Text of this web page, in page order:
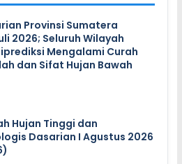
Provinsi Sumatera
2026; Seluruh Wilayah
Mengalami Curah
dan Sifat Hujan Bawah
Hujan Tinggi dan
Dasarian I Agustus 2026